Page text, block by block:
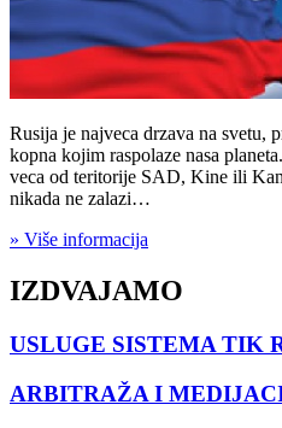
Rusija je najveca drzava na svetu,
kopna kojim raspolaze nasa
veca od teritorije SAD, Kine ili
nikada ne zalazi…
» Više informacija
IZDVAJAMO
USLUGE SISTEMA TIK
ARBITRAŽA I